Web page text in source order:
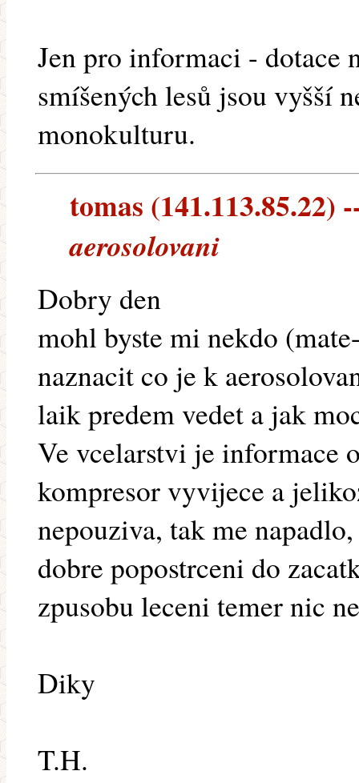
Jen pro informaci - dotace
smíšených lesů jsou vyšší
monokulturu.
tomas (141.113.85.22)
aerosolovani
Dobry den
mohl byste mi nekdo
naznacit co je k
laik predem vedet a jak
Ve vcelarstvi je informace
kompresor vyvijece a
nepouziva, tak me
dobre popostrceni do
zpusobu leceni temer nic
Diky
T.H.